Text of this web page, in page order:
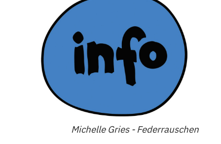
Michelle Gries - Federrauschen